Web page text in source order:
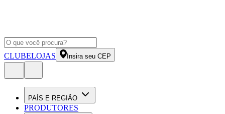
CLUBELOJAS Insira seu CEP
PAÍS E REGIÃO
PRODUTORES